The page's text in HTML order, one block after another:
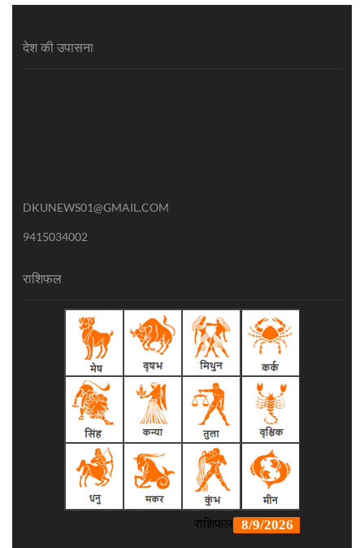
देश की उपासना
DKUNEWS01@GMAIL.COM
9415034002
राशिफल